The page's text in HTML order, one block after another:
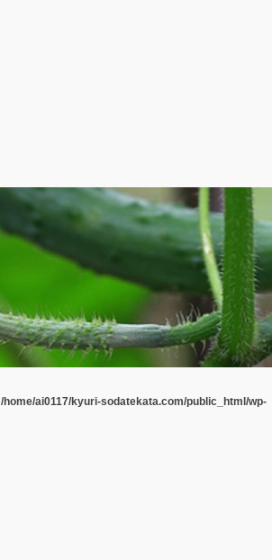
/home/ai0117/kyuri-sodatekata.com/public_html/wp-